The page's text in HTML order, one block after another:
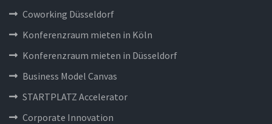
Coworking Düsseldorf
Konferenzraum mieten in Köln
Konferenzraum mieten in Düsseldorf
Business Model Canvas
STARTPLATZ Accelerator
Corporate Innovation